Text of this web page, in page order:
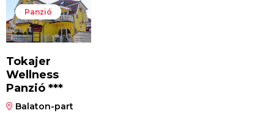
Panzió
Tokajer
Wellness
Panzió ***
Balaton-part